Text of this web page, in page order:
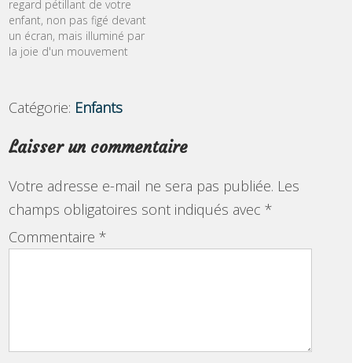
regard pétillant de votre
enfant, non pas figé devant
un écran, mais illuminé par
la joie d'un mouvement
accompli. À 7 ans, s'ouvrir
au monde du sport, c'est
activité physique : c'est
Catégorie: Enfants
Laisser un commentaire
Votre adresse e-mail ne sera pas publiée. Les
champs obligatoires sont indiqués avec*
Commentaire*